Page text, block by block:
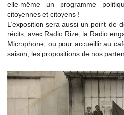
elle-même un programme
citoyennes et citoyens !
L’exposition sera aussi un point de
récits, avec Radio Rize, la Radio
Microphone, ou pour accueillir au
saison, les propositions de nos